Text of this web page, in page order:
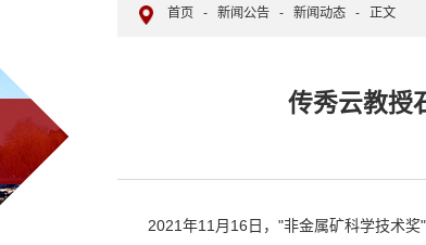
首页 - 新闻公告 - 新闻动态 - 正文
传秀云教授
2021年11月16日，"非金属矿科学技术